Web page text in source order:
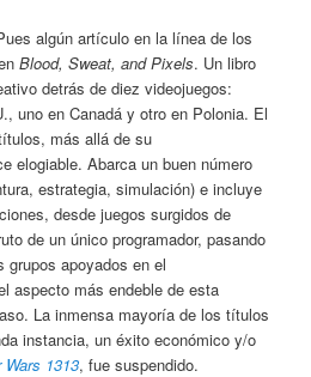
algún artículo en la línea de los
Blood, Sweat, and Pixels. Un libro
detrás de diez videojuegos:
uno en Canadá y otro en Polonia. El
más allá de su
elogiable. Abarca un buen número
estrategia, simulación) e incluye
desde juegos surgidos de
de un único programador, pasando
grupos apoyados en el
aspecto más endeble de esta
La inmensa mayoría de los títulos
instancia, un éxito económico y/o
Wars 1313, fue suspendido.